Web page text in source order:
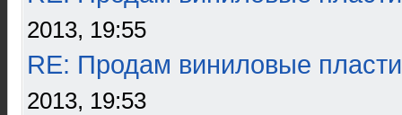
2013, 19:55
RE: Продам виниловые
2013, 19:53